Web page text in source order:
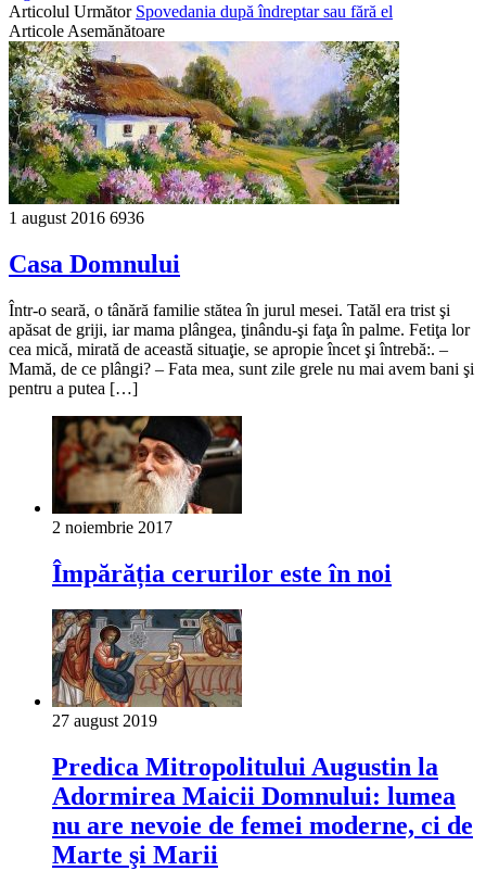
Articolul Următor Spovedania după îndreptar sau fără el
Articole Asemănătoare
1 august 2016 6936
Casa Domnului
Într-o seară, o tânără familie stătea în jurul mesei. Tatăl era trist şi
apăsat de griji, iar mama plângea, ţinându-şi faţa în palme. Fetiţa lor
cea mică, mirată de această situaţie, se apropie încet şi întrebă:. –
Mamă, de ce plângi? – Fata mea, sunt zile grele nu mai avem bani şi
pentru a putea […]
2 noiembrie 2017
Împărăția cerurilor este în noi
27 august 2019
Predica Mitropolitului Augustin la
Adormirea Maicii Domnului: lumea
nu are nevoie de femei moderne, ci de
Marte şi Marii